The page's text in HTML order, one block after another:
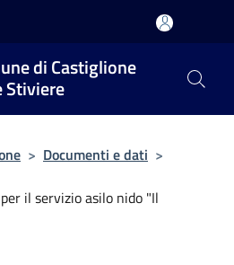
di Castiglione
Stiviere
> Documenti e dati >
il servizio asilo nido "Il